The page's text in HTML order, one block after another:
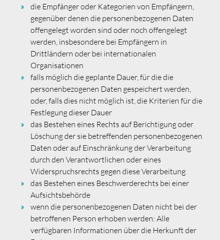
die Empfänger oder Kategorien von Empfängern,
gegenüber denen die personenbezogenen Daten
offengelegt worden sind oder noch offengelegt
werden, insbesondere bei Empfängern in
Drittländern oder bei internationalen
Organisationen
falls möglich die geplante Dauer, für die die
personenbezogenen Daten gespeichert werden,
oder, falls dies nicht möglich ist, die Kriterien für die
Festlegung dieser Dauer
das Bestehen eines Rechts auf Berichtigung oder
Löschung der sie betreffenden personenbezogenen
Daten oder auf Einschränkung der Verarbeitung
durch den Verantwortlichen oder eines
Widerspruchsrechts gegen diese Verarbeitung
das Bestehen eines Beschwerderechts bei einer
Aufsichtsbehörde
wenn die personenbezogenen Daten nicht bei der
betroffenen Person erhoben werden: Alle
verfügbaren Informationen über die Herkunft der